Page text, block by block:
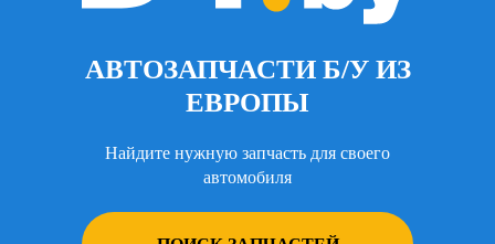
АВТОЗАПЧАСТИ Б/У ИЗ
ЕВРОПЫ
Найдите нужную запчасть для своего
автомобиля